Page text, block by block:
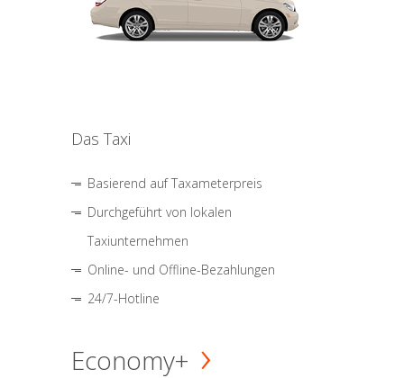
Das Taxi
Basierend auf Taxameterpreis
Durchgeführt von lokalen
Taxiunternehmen
Online- und Offline-Bezahlungen
24/7-Hotline
Economy+